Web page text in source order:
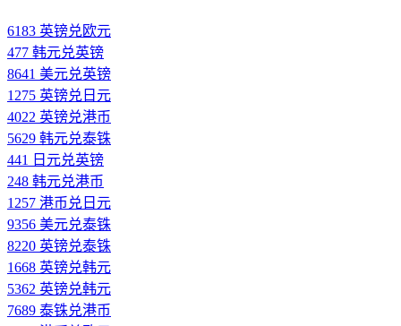
6183 英镑兑欧元
477 韩元兑英镑
8641 美元兑英镑
1275 英镑兑日元
4022 英镑兑港币
5629 韩元兑泰铢
441 日元兑英镑
248 韩元兑港币
1257 港币兑日元
9356 美元兑泰铢
8220 英镑兑泰铢
1668 英镑兑韩元
5362 英镑兑韩元
7689 泰铢兑港币